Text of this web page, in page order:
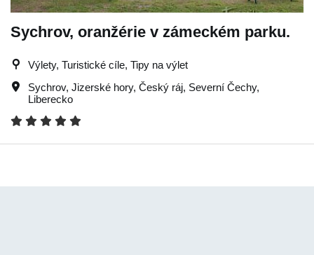
Sychrov, oranžérie v zámeckém parku.
Výlety, Turistické cíle, Tipy na výlet
Sychrov, Jizerské hory, Český ráj, Severní Čechy,
Liberecko